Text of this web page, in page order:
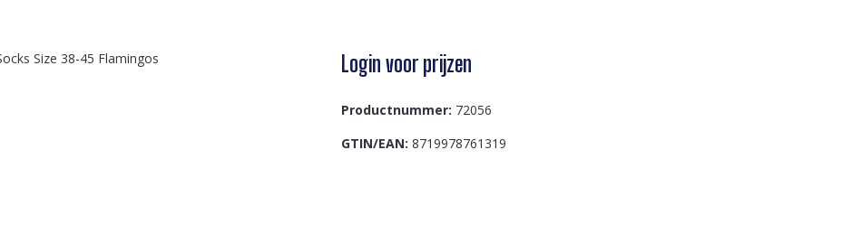
Login voor prijzen
Productnummer: 72056
GTIN/EAN: 8719978761319